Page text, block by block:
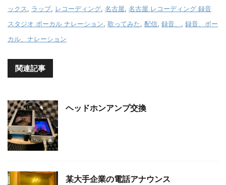
ックス, ラップ, レコーディング, 名古屋, 名古屋 レコーディング 録音
スタジオ ボーカル ナレーション, 歌ってみた, 配信, 録音、 , 録音、ボー
カル、ナレーション
関連記事
ヘッドホンアンプ交換
某大手企業の電話アナウンス